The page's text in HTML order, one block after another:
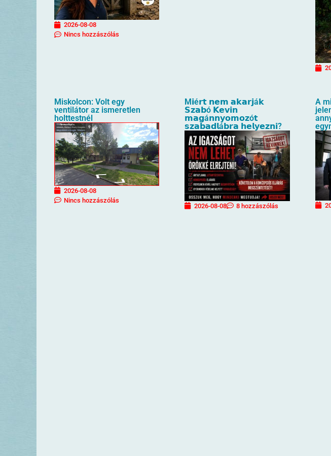
2026-08-08
Nincs hozzászólás
Miskolcon: Volt egy
ventilátor az ismeretlen
holttestnél
2026-08-08
Nincs hozzászólás
M𝗶é𝗿𝘁 𝗻𝗲𝗺 𝗮𝗸𝗮𝗿𝗷á𝗸
𝗦𝘇𝗮𝗯ó 𝗞𝗲𝘃𝗶𝗻
𝗺𝗮𝗴á𝗻𝗻𝘆𝗼𝗺𝗼𝘇ó𝘁
𝘀𝘇𝗮𝗯𝗮𝗱𝗹á𝗯𝗿𝗮 𝗵𝗲𝗹𝘆𝗲𝘇𝗻𝗶?
2026-08-08 8 hozzászólás
A